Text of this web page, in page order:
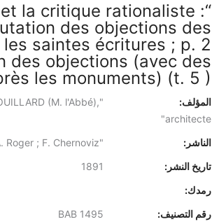
et la critique rationaliste :
des objections des
saintes écritures ; p. 2
des objections (avec des
les monuments) (t. 5 )”
المؤلف:
(M. l'Abbé),
architecte"
الناشر:
"A. Roger ; F. Chernoviz"
تاريخ النشر:
رمدك:
رقم التصنيف: